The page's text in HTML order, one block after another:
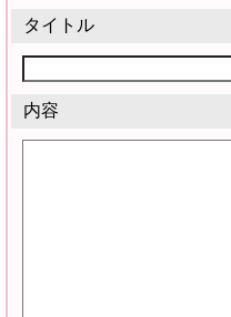
タイトル
内容